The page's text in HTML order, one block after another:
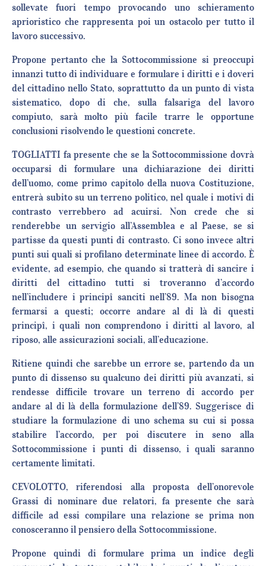
sollevate fuori tempo provocando uno schieramento
aprioristico che rappresenta poi un ostacolo per tutto il
lavoro successivo.
Propone pertanto che la Sottocommissione si preoccupi
innanzi tutto di individuare e formulare i diritti e i doveri
del cittadino nello Stato, soprattutto da un punto di vista
sistematico, dopo di che, sulla falsariga del lavoro
compiuto, sarà molto più facile trarre le opportune
conclusioni risolvendo le questioni concrete.
TOGLIATTI fa presente che se la Sottocommissione dovrà
occuparsi di formulare una dichiarazione dei diritti
dell’uomo, come primo capitolo della nuova Costituzione,
entrerà subito su un terreno politico, nel quale i motivi di
contrasto verrebbero ad acuirsi. Non crede che si
renderebbe un servigio all’Assemblea e al Paese, se si
partisse da questi punti di contrasto. Ci sono invece altri
punti sui quali si profilano determinate linee di accordo. È
evidente, ad esempio, che quando si tratterà di sancire i
diritti del cittadino tutti si troveranno d’accordo
nell’includere i principî sanciti nell’89. Ma non bisogna
fermarsi a questi; occorre andare al di là di questi
principî, i quali non comprendono i diritti al lavoro, al
riposo, alle assicurazioni sociali, all’educazione.
Ritiene quindi che sarebbe un errore se, partendo da un
punto di dissenso su qualcuno dei diritti più avanzati, si
rendesse difficile trovare un terreno di accordo per
andare al di là della formulazione dell’89. Suggerisce di
studiare la formulazione di uno schema su cui si possa
stabilire l’accordo, per poi discutere in seno alla
Sottocommissione i punti di dissenso, i quali saranno
certamente limitati.
CEVOLOTTO, riferendosi alla proposta dell’onorevole
Grassi di nominare due relatori, fa presente che sarà
difficile ad essi compilare una relazione se prima non
conosceranno il pensiero della Sottocommissione.
Propone quindi di formulare prima un indice degli